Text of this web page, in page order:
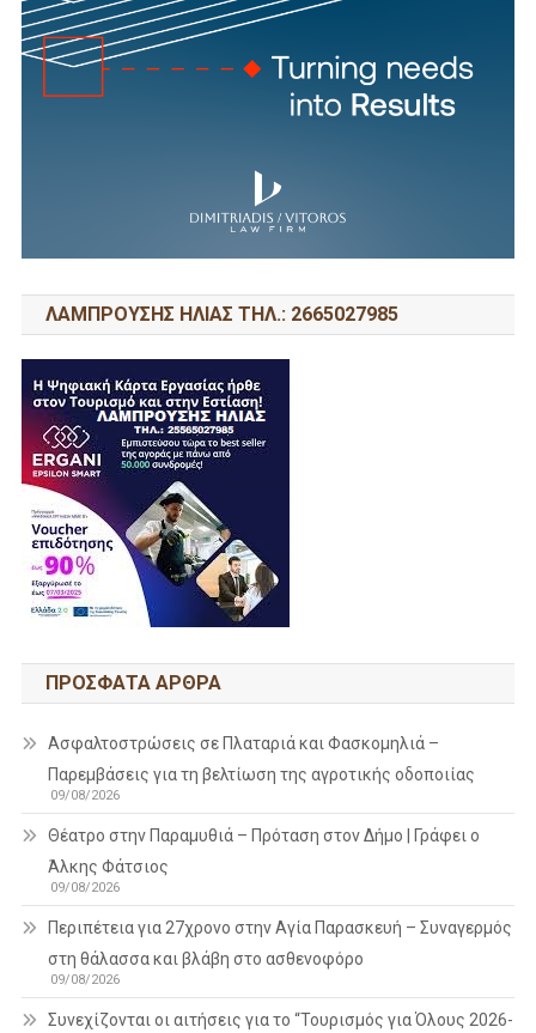
ΛΑΜΠΡΟΥΣΗΣ ΗΛΙΑΣ ΤΗΛ.: 2665027985
ΠΡΌΣΦΑΤΑ ΆΡΘΡΑ
Ασφαλτοστρώσεις σε Πλαταριά και Φασκομηλιά –
Παρεμβάσεις για τη βελτίωση της αγροτικής οδοποιίας
09/08/2026
Θέατρο στην Παραμυθιά – Πρόταση στον Δήμο | Γράφει ο
Άλκης Φάτσιος
09/08/2026
Περιπέτεια για 27χρονο στην Αγία Παρασκευή – Συναγερμός
στη θάλασσα και βλάβη στο ασθενοφόρο
09/08/2026
Συνεχίζονται οι αιτήσεις για το “Τουρισμός για Όλους 2026-